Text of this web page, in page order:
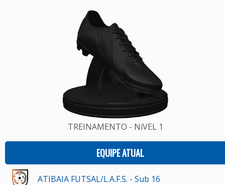
TREINAMENTO - NíVEL 1
EQUIPE ATUAL
ATIBAIA FUTSAL/L.A.F.S. - Sub 16